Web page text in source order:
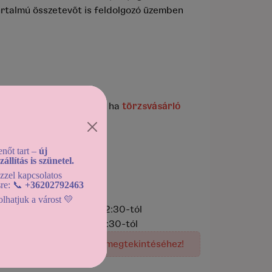
összetevőt is feldolgozó üzemben
megvásárlása után, ha törzsvásárló
(2026-08-09) 12:30-tól
(2026-08-09) 12:30-tól
, az elérhető kínálat megtekintéséhez!
tart – új
is szünetel.
kapcsolatos
📞 +36202792463
a várost 💛